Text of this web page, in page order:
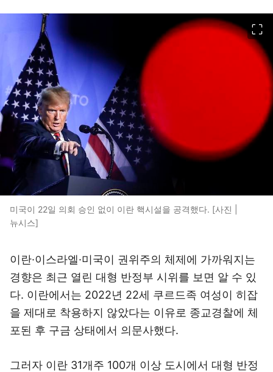
미국이 22일 의회 승인 없이 이란 핵시설을 공격했다. [사진 |
뉴시스]
이란·이스라엘·미국이 권위주의 체제에 가까워지는
경향은 최근 열린 대형 반정부 시위를 보면 알 수 있
다. 이란에서는 2022년 22세 쿠르드족 여성이 히잡
을 제대로 착용하지 않았다는 이유로 종교경찰에 체
포된 후 구금 상태에서 의문사했다.
그러자 이란 31개주 100개 이상 도시에서 대형 반정